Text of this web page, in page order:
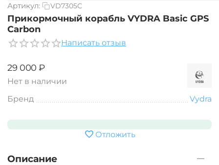
Артикул: VD7305C
Прикормочный корабль VYDRA Basic GPS
Carbon
Написать отзыв
‍29 000‍ ₽
Нет в наличии
Бренд
Vydra
Отложить
Описание